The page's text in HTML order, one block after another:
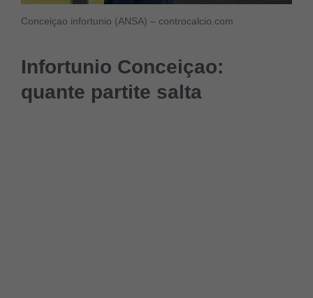
Conceiçao infortunio (ANSA) – controcalcio.com
Infortunio Conceiçao:
quante partite salta